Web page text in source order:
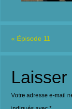
« Épisode 11
Votre adresse e-mail